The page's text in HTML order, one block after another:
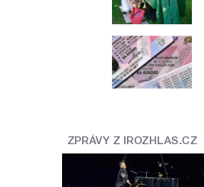
ZPRÁVY Z IROZHLAS.CZ